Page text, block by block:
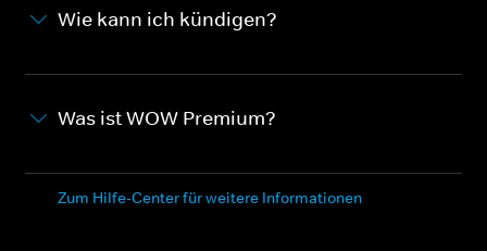
Wie kann ich kündigen?
Was ist WOW Premium?
Zum Hilfe-Center für weitere Informationen